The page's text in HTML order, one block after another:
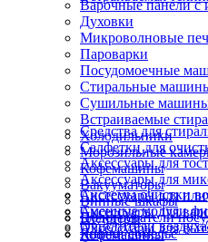
Варочные панели с
Духовки
Микроволновые
Пароварки
Посудомоечные
Стиральные
Сушильные
Встраиваемые
Холодильники
Морозильные
Кофемашины
Вакууматоры
Винные шкафы
Подогреватели
Ящики сомелье
Блендеры
Кофемашины
Очистители воздуха
Системы очистки
Сменные модули
Аксессуары для
Аксессуары для
Аксессуары для
Аксессуары для
Аксессуары для
Средства для
Салфетки для